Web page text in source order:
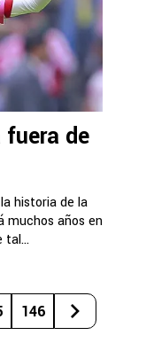
de
historia de la
muchos años en
tal...
146